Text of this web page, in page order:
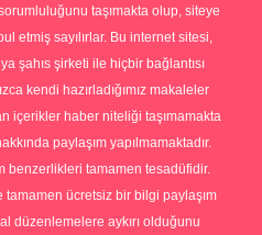
taşımakta olup, siteye
etmiş sayılırlar. Bu internet sitesi,
şahıs şirketi ile hiçbir bağlantısı
kendi hazırladığımız makaleler
içerikler haber niteliği taşımamakta
paylaşım yapılmamaktadır.
benzerlikleri tamamen tesadüfidir.
tamamen ücretsiz bir bilgi paylaşım
düzenlemelere aykırı olduğunu